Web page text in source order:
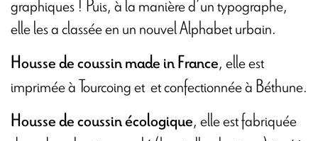
elle les a classée en un nouvel Alphabet urbain.
Housse de coussin made in France, elle est
imprimée à Tourcoing et et confectionnée à Béthune.
Housse de coussin écologique, elle est fabriquée